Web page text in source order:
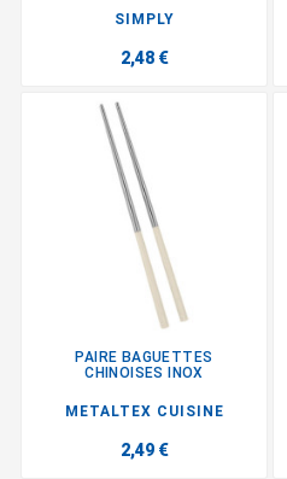
SIMPLY
2,48 €
PAIRE BAGUETTES
CHINOISES INOX
METALTEX CUISINE
2,49 €